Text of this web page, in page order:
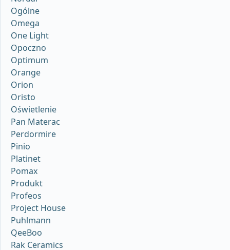
Ogólne
Omega
One Light
Opoczno
Optimum
Orange
Orion
Oristo
Oświetlenie
Pan Materac
Perdormire
Pinio
Platinet
Pomax
Produkt
Profeos
Project House
Puhlmann
QeeBoo
Rak Ceramics